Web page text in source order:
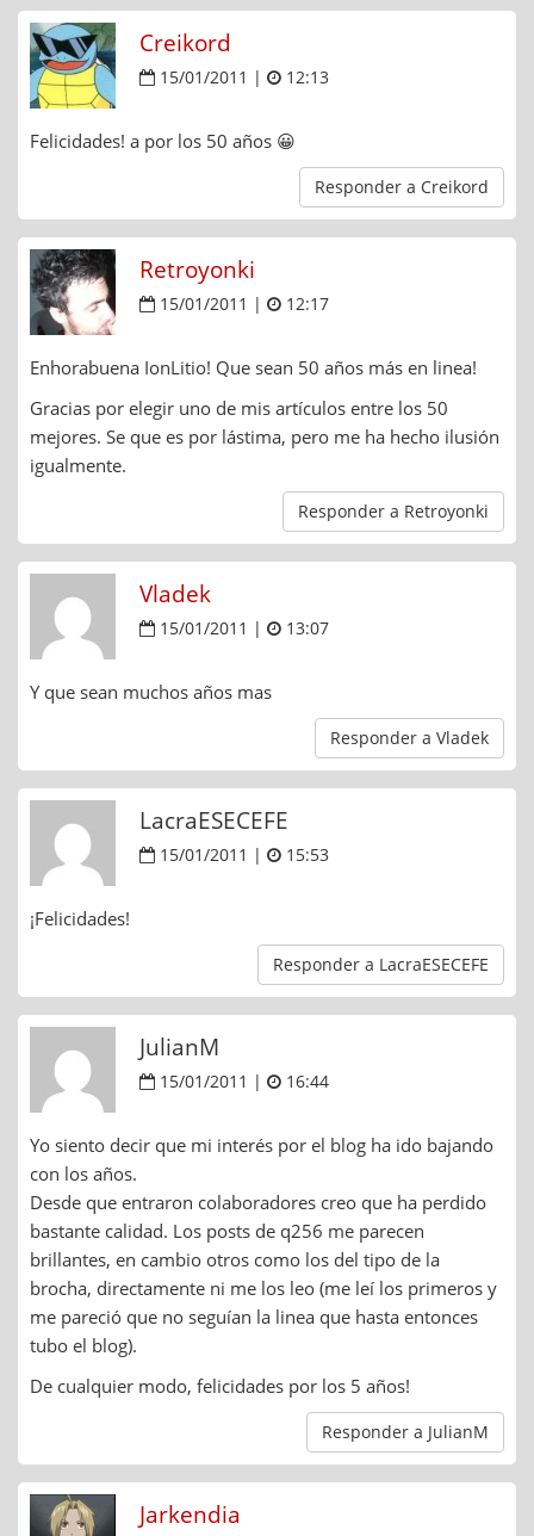
Creikord
15/01/2011 | 12:13
Felicidades! a por los 50 años 😀
Responder a Creikord
Retroyonki
15/01/2011 | 12:17
Enhorabuena IonLitio! Que sean 50 años más en linea!
Gracias por elegir uno de mis artículos entre los 50
mejores. Se que es por lástima, pero me ha hecho ilusión
igualmente.
Responder a Retroyonki
Vladek
15/01/2011 | 13:07
Y que sean muchos años mas
Responder a Vladek
LacraESECEFE
15/01/2011 | 15:53
¡Felicidades!
Responder a LacraESECEFE
JulianM
15/01/2011 | 16:44
Yo siento decir que mi interés por el blog ha ido bajando
con los años.
Desde que entraron colaboradores creo que ha perdido
bastante calidad. Los posts de q256 me parecen
brillantes, en cambio otros como los del tipo de la
brocha, directamente ni me los leo (me leí los primeros y
me pareció que no seguían la linea que hasta entonces
tubo el blog).
De cualquier modo, felicidades por los 5 años!
Responder a JulianM
Jarkendia